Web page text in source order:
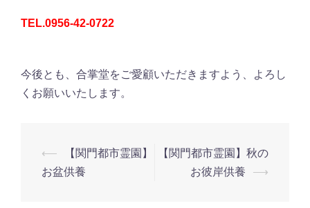
TEL.0956-42-0722
今後とも、合掌堂をご愛顧いただきますよう、よろし
くお願いいたします。
投
稿
⟵
【関門都市霊園】
お盆供養
【関門都市霊園】秋の
お彼岸供養
⟶